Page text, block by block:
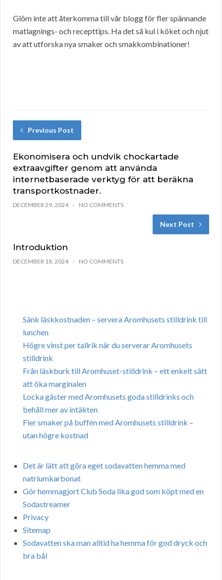
Glöm inte att återkomma till vår blogg för fler spännande
matlagnings- och recepttips. Ha det så kul i köket och njut
av att utforska nya smaker och smakkombinationer!
Previous Post
Ekonomisera och undvik chockartade
extraavgifter genom att använda
internetbaserade verktyg för att beräkna
transportkostnader.
DECEMBER 29, 2024 NO COMMENTS
Next Post
Introduktion
DECEMBER 18, 2024 NO COMMENTS
Sänk läskkostnaden – servera Aromhusets stilldrink till
lunchen
Högre vinst per tallrik när du serverar Aromhusets
stilldrink
Från läskburk till Aromhuset-stilldrink – ett enkelt sätt
att öka marginalen
Locka gäster med Aromhusets goda stilldrinks och
behåll mer av intäkten
Fler smaker på buffén med Aromhusets stilldrink –
utan högre kostnad
Det är lätt att göra eget sodavatten hemma med
natriumkarbonat
Gör hemmagjort Club Soda lika god som köpt med en
Sodastreamer
Privacy
Sitemap
Sodavatten ska man alltid ha hemma för god dryck och
bra bål